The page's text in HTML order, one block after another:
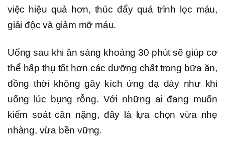
việc hiệu quả hơn, thúc đẩy quá trình lọc máu,
giải độc và giảm mỡ máu.
Uống sau khi ăn sáng khoảng 30 phút sẽ giúp cơ
thể hấp thụ tốt hơn các dưỡng chất trong bữa ăn,
đồng thời không gây kích ứng dạ dày như khi
uống lúc bụng rỗng. Với những ai đang muốn
kiểm soát cân nặng, đây là lựa chọn vừa nhẹ
nhàng, vừa bền vững.